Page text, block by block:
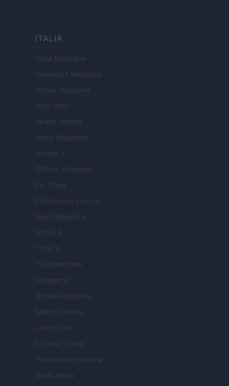
ITALIA
Casa Magazine
Cineverse Magazine
Donne Magazine
Food Blog
Milano Notizie
Motor Magazine
Notizie.it
Offerte Shopping
Pet Story
Professione Lavoro
Sport Magazine
Style24
Think.it
Tuobenessere
Viaggiamo
Nonne Magazine
Milano Cortina
Luxury Club
Il Calcio Online
Professione mamma
World Music